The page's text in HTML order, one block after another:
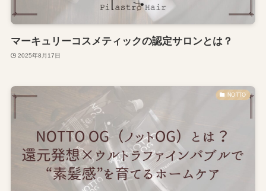
マーキュリーコスメティックの認定サロンとは？
2025年8月17日
NOTTO